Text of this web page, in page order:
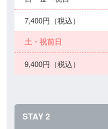
7,400円（税込）
土・祝前日
9,400円（税込）
STAY 2